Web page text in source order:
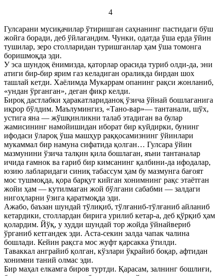
4
Гулсарани мусиқачилар ўтиришган саҳнанинг пастидаги бўш
жойга боради, деб ўйлагандим. Чунки, одатда ўша ерда ўйин
тушилар, зеро столларидан туришганлар ҳам ўша томонга
боришмоқда эди.
У эса шундоқ ёнимизда, қаторлар орасида туриб олди-да, эни
атиги бир-бир ярим газ келадиган ораликда бирдан шох
ташлай кетди. Хаёлимда Мукаррам опанинг рақси жонланиб,
«ундан ўрганган», деган фикр келди.
Бироқ дастлабки ҳаракатлариданоқ ўзича ўйнай бошлаганига
иқрор бўлдим. Маълумингиз, «Тано-вар»— тантанали, шўх,
устига яна — жўшқинликни талаб этадиган ва булар
жамисининг намойишидан иборат бир куйдирки, бунинг
ифодаси ўлароқ ўша машҳур раққосамизнинг ўйинлари
мукаммал бир намуна сифатида қолган… Гулсара ўйин
мазмунини ўзича талқин қила бошлаган, яъни тантаналар
ичида ғамнок ва ғариб бир кимсанинг қалбини-да ифодалар,
юзию лабларидаги синиқ табассум ҳам бу мазмунга бағоят
мос тушмоқда, қора барқут кийган хонимнинг рақс этаётган
жойи ҳам — кутилмаган жой бўлгани сабабми — залдаги
нигоҳларни ўзига қаратмоқда эди.
Ажабо, баъзан шундай тўлиқиб, тўлғаниб-тўлғаниб айланиб
кетардики, столлардан бирига урилиб кетар-а, деб қўрқиб ҳам
қолардим. Йўқ, у худди шундай тор жойда ўйнайвериб
ўрганиб кетгандек эди. Аста-секин залда чапак чалина
бошлади. Кейин рақсга мос жуфт қарсакка ўтилди.
Таваккал анграйиб қолган, кўзлари ўқрайиб боқар, афтидан
хонимни таний олмас эди.
Бир маҳал елкамга биров туртди. Қарасам, залнинг бошлиғи,